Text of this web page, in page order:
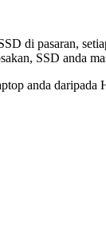
di pasaran,
SSD anda
anda daripada